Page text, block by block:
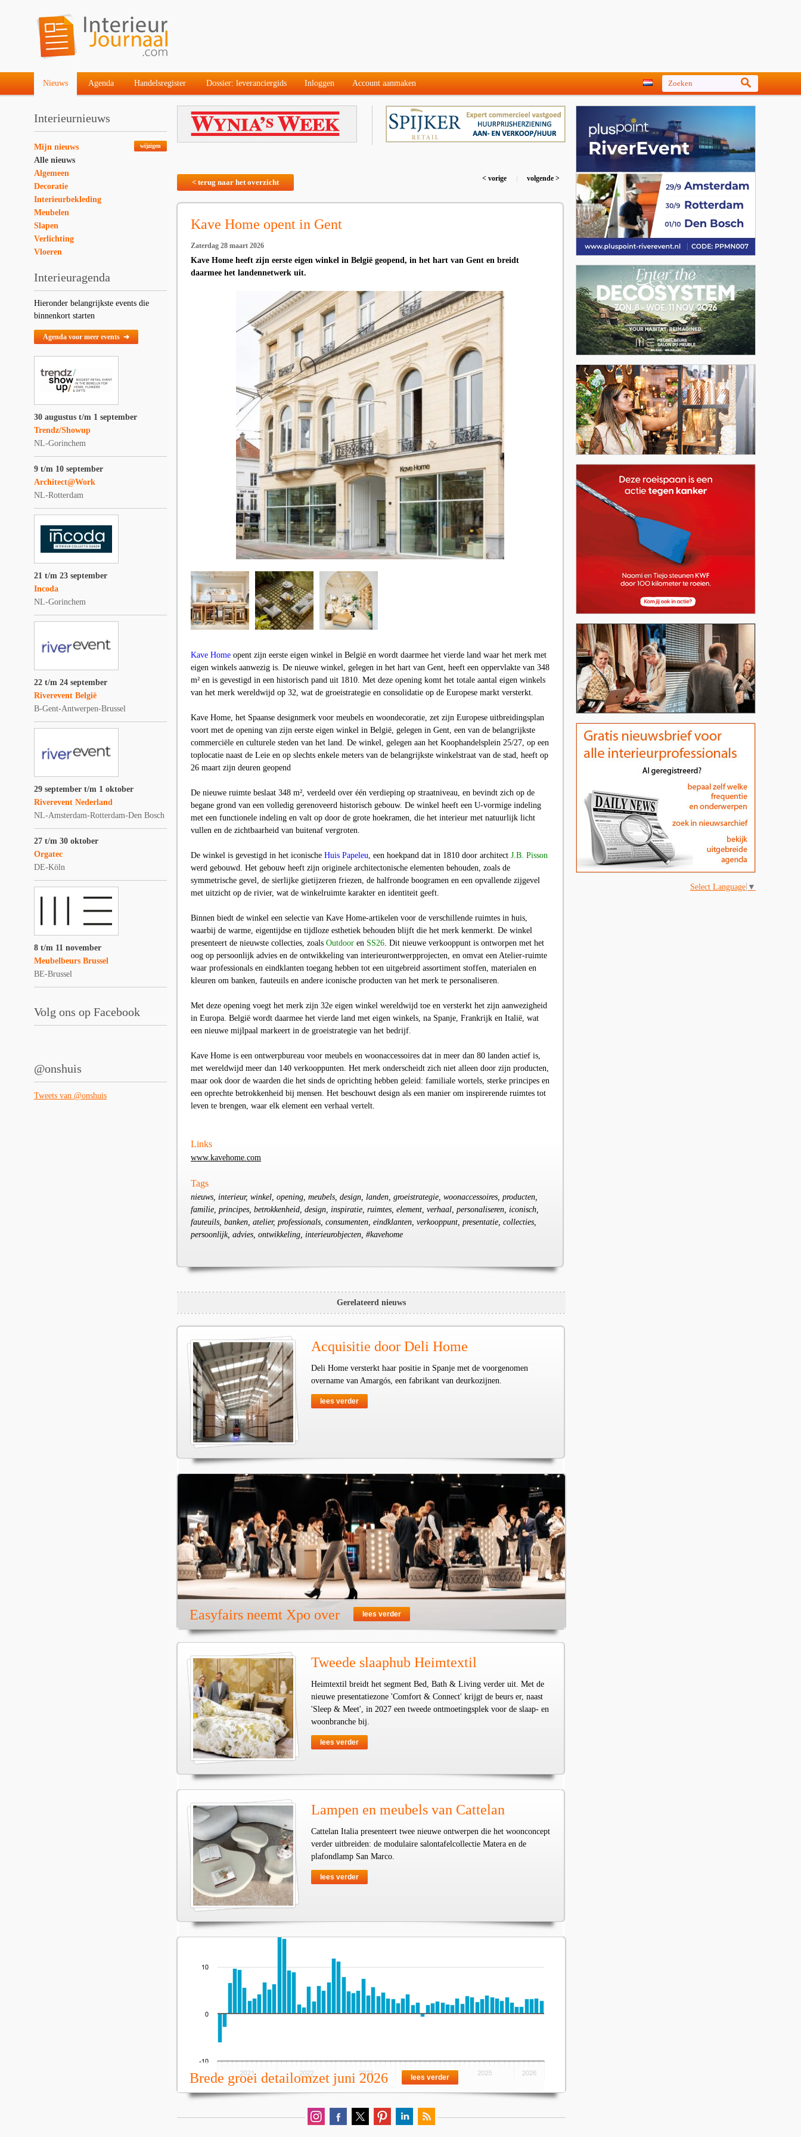
Nieuws Agenda Handelsregister Dossier: leveranciergids Inloggen Account aanmaken
Interieurnieuws
wijzigen
Mijn nieuws
Alle nieuws
Algemeen
Decoratie
Interieurbekleding
Meubelen
Slapen
Verlichting
Vloeren
Interieuragenda
Hieronder belangrijkste events die
binnenkort starten
Agenda voor meer events ➔
30 augustus t/m 1 september
Trendz/Showup
NL-Gorinchem
9 t/m 10 september
Architect@Work
NL-Rotterdam
21 t/m 23 september
Incoda
NL-Gorinchem
22 t/m 24 september
Riverevent België
B-Gent-Antwerpen-Brussel
29 september t/m 1 oktober
Riverevent Nederland
NL-Amsterdam-Rotterdam-Den Bosch
27 t/m 30 oktober
Orgatec
DE-Köln
8 t/m 11 november
Meubelbeurs Brussel
BE-Brussel
Volg ons op Facebook
@onshuis
Tweets van @onshuis
< terug naar het overzicht < vorige volgende >
Kave Home opent in Gent
Zaterdag 28 maart 2026
Kave Home heeft zijn eerste eigen winkel in België geopend, in het hart van Gent en breidt
daarmee het landennetwerk uit.
Kave Home opent zijn eerste eigen winkel in België en wordt daarmee het vierde land waar het merk met
eigen winkels aanwezig is. De nieuwe winkel, gelegen in het hart van Gent, heeft een oppervlakte van 348
m² en is gevestigd in een historisch pand uit 1810. Met deze opening komt het totale aantal eigen winkels
van het merk wereldwijd op 32, wat de groeistrategie en consolidatie op de Europese markt versterkt.
Kave Home, het Spaanse designmerk voor meubels en woondecoratie, zet zijn Europese uitbreidingsplan
voort met de opening van zijn eerste eigen winkel in België, gelegen in Gent, een van de belangrijkste
commerciële en culturele steden van het land. De winkel, gelegen aan het Koophandelsplein 25/27, op een
toplocatie naast de Leie en op slechts enkele meters van de belangrijkste winkelstraat van de stad, heeft op
26 maart zijn deuren geopend
De nieuwe ruimte beslaat 348 m², verdeeld over één verdieping op straatniveau, en bevindt zich op de
begane grond van een volledig gerenoveerd historisch gebouw. De winkel heeft een U-vormige indeling
met een functionele indeling en valt op door de grote hoekramen, die het interieur met natuurlijk licht
vullen en de zichtbaarheid van buitenaf vergroten.
De winkel is gevestigd in het iconische Huis Papeleu, een hoekpand dat in 1810 door architect J.B. Pisson
werd gebouwd. Het gebouw heeft zijn originele architectonische elementen behouden, zoals de
symmetrische gevel, de sierlijke gietijzeren friezen, de halfronde boogramen en een opvallende zijgevel
met uitzicht op de rivier, wat de winkelruimte karakter en identiteit geeft.
Binnen biedt de winkel een selectie van Kave Home-artikelen voor de verschillende ruimtes in huis,
waarbij de warme, eigentijdse en tijdloze esthetiek behouden blijft die het merk kenmerkt. De winkel
presenteert de nieuwste collecties, zoals Outdoor en SS26. Dit nieuwe verkooppunt is ontworpen met het
oog op persoonlijk advies en de ontwikkeling van interieurontwerpprojecten, en omvat een Atelier-ruimte
waar professionals en eindklanten toegang hebben tot een uitgebreid assortiment stoffen, materialen en
kleuren om banken, fauteuils en andere iconische producten van het merk te personaliseren.
Met deze opening voegt het merk zijn 32e eigen winkel wereldwijd toe en versterkt het zijn aanwezigheid
in Europa. België wordt daarmee het vierde land met eigen winkels, na Spanje, Frankrijk en Italië, wat
een nieuwe mijlpaal markeert in de groeistrategie van het bedrijf.
Kave Home is een ontwerpbureau voor meubels en woonaccessoires dat in meer dan 80 landen actief is,
met wereldwijd meer dan 140 verkooppunten. Het merk onderscheidt zich niet alleen door zijn producten,
maar ook door de waarden die het sinds de oprichting hebben geleid: familiale wortels, sterke principes en
een oprechte betrokkenheid bij mensen. Het beschouwt design als een manier om inspirerende ruimtes tot
leven te brengen, waar elk element een verhaal vertelt.
Links
www.kavehome.com
Tags
nieuws, interieur, winkel, opening, meubels, design, landen, groeistrategie, woonaccessoires, producten,
familie, principes, betrokkenheid, design, inspiratie, ruimtes, element, verhaal, personaliseren, iconisch,
fauteuils, banken, atelier, professionals, consumenten, eindklanten, verkooppunt, presentatie, collecties,
persoonlijk, advies, ontwikkeling, interieurobjecten, #kavehome
Gerelateerd nieuws
Acquisitie door Deli Home
Deli Home versterkt haar positie in Spanje met de voorgenomen
overname van Amargós, een fabrikant van deurkozijnen.
lees verder
Easyfairs neemt Xpo over lees verder
Tweede slaaphub Heimtextil
Heimtextil breidt het segment Bed, Bath & Living verder uit. Met de
nieuwe presentatiezone 'Comfort & Connect' krijgt de beurs er, naast
'Sleep & Meet', in 2027 een tweede ontmoetingsplek voor de slaap- en
woonbranche bij.
lees verder
Lampen en meubels van Cattelan
Cattelan Italia presenteert twee nieuwe ontwerpen die het woonconcept
verder uitbreiden: de modulaire salontafelcollectie Matera en de
plafondlamp San Marco.
lees verder
Brede groei detailomzet juni 2026 lees verder
Select Language ▼